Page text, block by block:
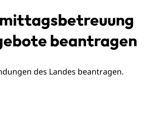
beantragen
des Landes beantragen.